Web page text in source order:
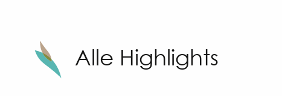
Sunny Sandhu
Alle Highlights